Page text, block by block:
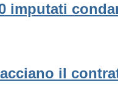
imputati
il